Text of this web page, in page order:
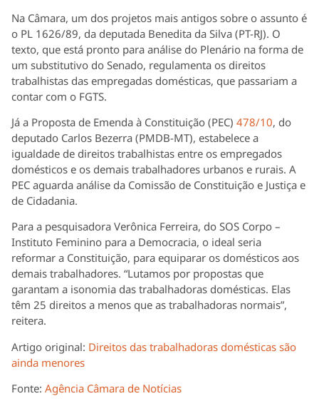
Na Câmara, um dos projetos mais antigos sobre o assunto é
o PL 1626/89, da deputada Benedita da Silva (PT-RJ). O
texto, que está pronto para análise do Plenário na forma de
um substitutivo do Senado, regulamenta os direitos
trabalhistas das empregadas domésticas, que passariam a
contar com o FGTS.
Já a Proposta de Emenda à Constituição (PEC) 478/10, do
deputado Carlos Bezerra (PMDB-MT), estabelece a
igualdade de direitos trabalhistas entre os empregados
domésticos e os demais trabalhadores urbanos e rurais. A
PEC aguarda análise da Comissão de Constituição e Justiça e
de Cidadania.
Para a pesquisadora Verônica Ferreira, do SOS Corpo –
Instituto Feminino para a Democracia, o ideal seria
reformar a Constituição, para equiparar os domésticos aos
demais trabalhadores. “Lutamos por propostas que
garantam a isonomia das trabalhadoras domésticas. Elas
têm 25 direitos a menos que as trabalhadoras normais”,
reitera.
Artigo original: Direitos das trabalhadoras domésticas são
ainda menores
Fonte: Agência Câmara de Notícias